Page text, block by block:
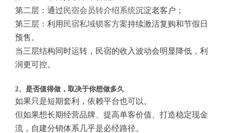
第二层：通过民宿会员转介绍系统沉淀老客户；
第三层：利用 民宿私域锁客方案持续激活复购和节假日
预售。
当三层结构同时运转，民宿的收入波动会明显降低，利
润更可控。
2、是否值得做，取决于你想做多久
如果只是短期套利，依赖平台也可以。
但如果想长期经营品牌、提高单客价值、打造稳定现金
流，自建分销体系几乎是必经路径。